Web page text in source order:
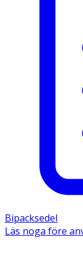
Bipacksedel
Läs noga före